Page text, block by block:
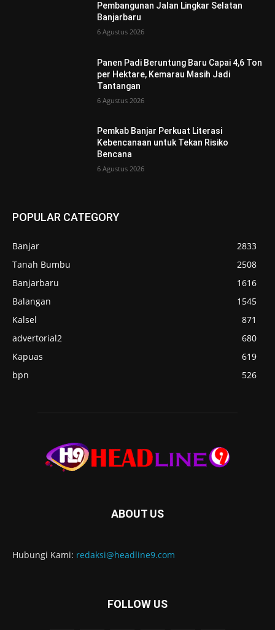
Pembangunan Jalan Lingkar Selatan
Banjarbaru
6 Agustus 2026
Panen Padi Beruntung Baru Capai 4,6 Ton
per Hektare, Kemarau Masih Jadi
Tantangan
6 Agustus 2026
Pemkab Banjar Perkuat Literasi
Kebencanaan untuk Tekan Risiko
Bencana
6 Agustus 2026
POPULAR CATEGORY
Banjar
2833
Tanah Bumbu
2508
Banjarbaru
1616
Balangan
1545
Kalsel
871
advertorial2
680
Kapuas
619
bpn
526
ABOUT US
Hubungi Kami: redaksi@headline9.com
FOLLOW US